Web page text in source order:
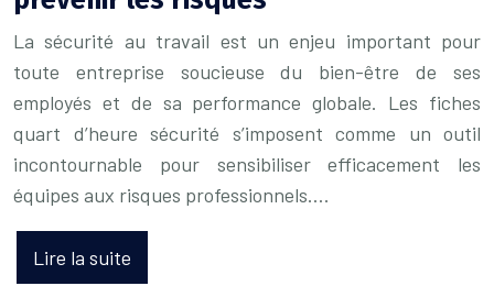
La sécurité au travail est un enjeu important pour
toute entreprise soucieuse du bien-être de ses
employés et de sa performance globale. Les fiches
quart d’heure sécurité s’imposent comme un outil
incontournable pour sensibiliser efficacement les
équipes aux risques professionnels….
Lire la suite